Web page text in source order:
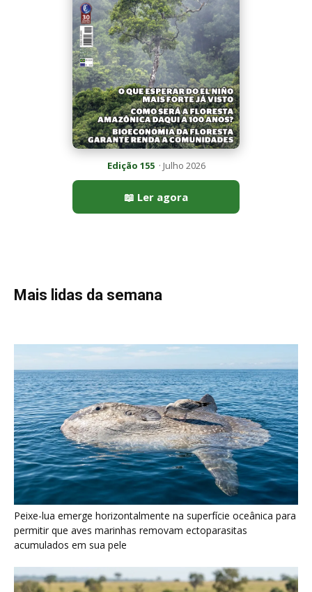
Edição 155· Julho 2026
📖 Ler agora
Mais lidas da semana
Peixe-lua emerge horizontalmente na superfície oceânica para
permitir que aves marinhas removam ectoparasitas
acumulados em sua pele